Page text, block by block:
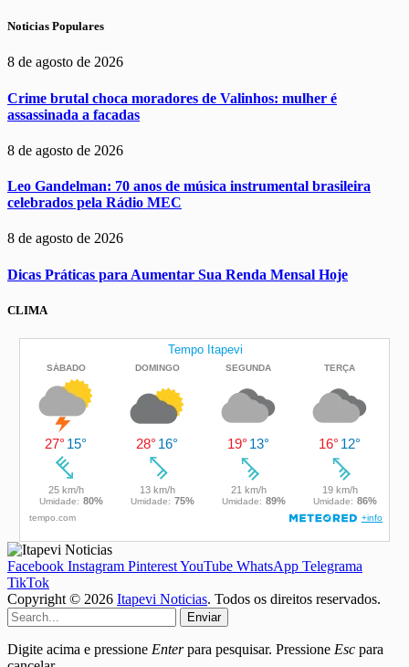
Noticias Populares
8 de agosto de 2026
Crime brutal choca moradores de Valinhos: mulher é
assassinada a facadas
8 de agosto de 2026
Leo Gandelman: 70 anos de música instrumental brasileira
celebrados pela Rádio MEC
8 de agosto de 2026
Dicas Práticas para Aumentar Sua Renda Mensal Hoje
CLIMA
Facebook Instagram PinterestYouTube WhatsApp Telegrama
TikTok
Copyright © 2026 Itapevi Noticias. Todos os direitos reservados.
Enviar
Digite acima e pressione Enterpara pesquisar. Pressione Esc para